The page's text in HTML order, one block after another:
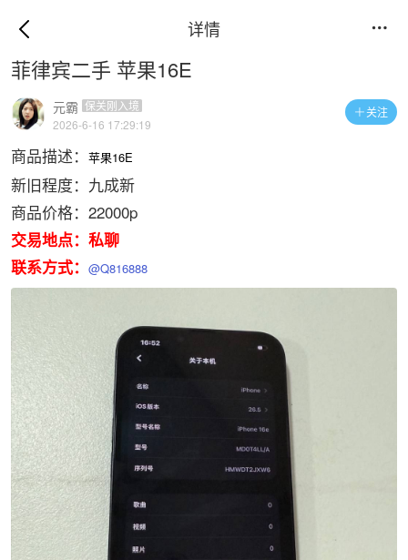
详情 
菲律宾二手 苹果16E
关注
元霸 保关刚入境
2026-6-16 17:29:19
商品描述： 苹果16E
新旧程度：九成新
商品价格：22000p
交易地点：私聊
联系方式： @Q816888